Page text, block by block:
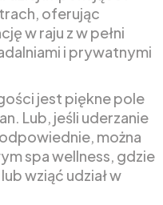
oferując
w raju z w pełni
i prywatnymi
jest piękne pole
Lub, jeśli uderzanie
można
spa wellness, gdzie
wziąć udział w